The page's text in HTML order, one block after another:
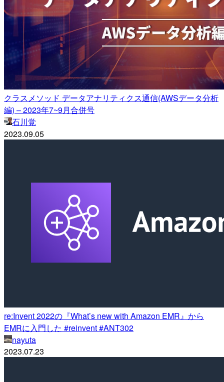
クラスメソッド データアナリティクス通信(AWSデータ分析
編) – 2023年7~9月合併号
石川覚
2023.09.05
re:Invent 2022の『What’s new with Amazon EMR』から
EMRに入門した #reinvent #ANT302
nayuta
2023.07.23